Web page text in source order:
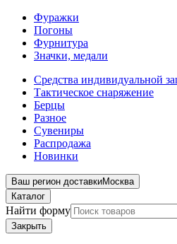
Фуражки
Погоны
Фурнитура
Значки, медали
Средства индивидуальной
Тактическое снаряжение
Берцы
Разное
Сувениры
Распродажа
Новинки
Ваш регион доставкиМосква
Каталог
Найти форму
Закрыть